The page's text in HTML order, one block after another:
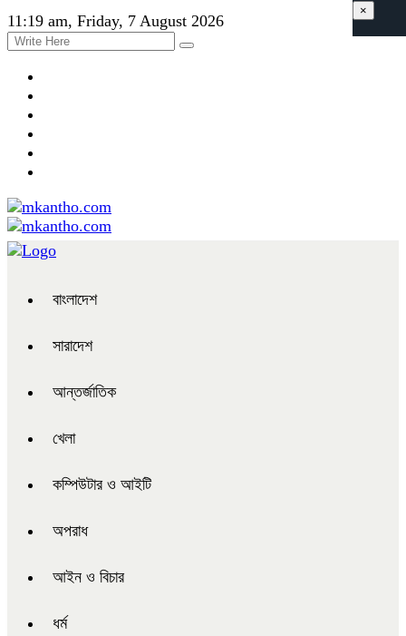
11:19 am, Friday, 7 August 2026
বাংলাদেশ
সারাদেশ
আন্তর্জাতিক
খেলা
কম্পিউটার ও আইটি
অপরাধ
আইন ও বিচার
ধর্ম
×